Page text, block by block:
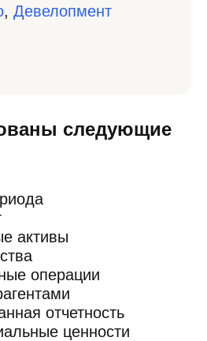
, Девелопмент
следующие
активы
операции
отчетность
ценности